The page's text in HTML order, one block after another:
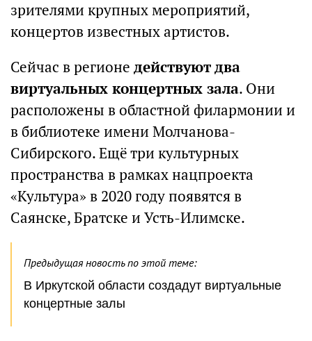
зрителями крупных мероприятий,
концертов известных артистов.
Сейчас в регионе действуют два
виртуальных концертных зала. Они
расположены в областной филармонии и
в библиотеке имени Молчанова-
Сибирского. Ещё три культурных
пространства в рамках нацпроекта
«Культура» в 2020 году появятся в
Саянске, Братске и Усть-Илимске.
Предыдущая новость по этой теме:
В Иркутской области создадут виртуальные
концертные залы